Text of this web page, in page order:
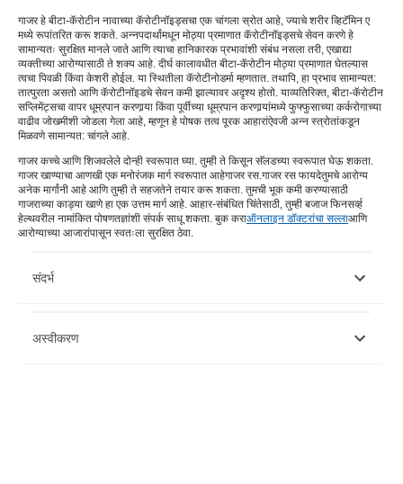
गाजर हे बीटा-कॅरोटीन नावाच्या कॅरोटीनॉइड्सचा एक चांगला स्रोत आहे, ज्याचे शरीर व्हिटॅमिन ए
मध्ये रूपांतरित करू शकते. अन्नपदार्थांमधून मोठ्या प्रमाणात कॅरोटीनॉइड्सचे सेवन करणे हे
सामान्यतः सुरक्षित मानले जाते आणि त्याचा हानिकारक प्रभावांशी संबंध नसला तरी, एखाद्या
व्यक्तीच्या आरोग्यासाठी ते शक्य आहे. दीर्घ कालावधीत बीटा-कॅरोटीन मोठ्या प्रमाणात घेतल्यास
त्वचा पिवळी किंवा केशरी होईल. या स्थितीला कॅरोटीनोडर्मा म्हणतात. तथापि, हा प्रभाव सामान्यत:
तात्पुरता असतो आणि कॅरोटीनॉइडचे सेवन कमी झाल्यावर अदृश्य होतो. याव्यतिरिक्त, बीटा-कॅरोटीन
सप्लिमेंट्सचा वापर धूम्रपान करणार्‍या किंवा पूर्वीच्या धूम्रपान करणार्‍यांमध्ये फुफ्फुसाच्या कर्करोगाच्या
वाढीव जोखमीशी जोडला गेला आहे, म्हणून हे पोषक तत्व पूरक आहारांऐवजी अन्न स्त्रोतांकडून
मिळवणे सामान्यत: चांगले आहे.
गाजर कच्चे आणि शिजवलेले दोन्ही स्वरूपात घ्या. तुम्ही ते किसून सॅलडच्या स्वरूपात घेऊ शकता.
गाजर खाण्याचा आणखी एक मनोरंजक मार्ग स्वरूपात आहेगाजर रस गाजर रस फायदेतुमचे आरोग्य
अनेक मार्गांनी आहे आणि तुम्ही ते सहजतेने तयार करू शकता. तुमची भूक कमी करण्यासाठी
गाजराच्या काड्या खाणे हा एक उत्तम मार्ग आहे. आहार-संबंधित चिंतेसाठी, तुम्ही बजाज फिनसर्व्ह
हेल्थवरील नामांकित पोषणतज्ञांशी संपर्क साधू शकता. बुक कराऑनलाइन डॉक्टरांचा सल्लाआणि
आरोग्याच्या आजारांपासून स्वतःला सुरक्षित ठेवा.
संदर्भ
https://pubmed.ncbi.nlm.nih.gov/14569406/
अस्वीकरण